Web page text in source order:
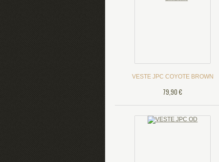
VESTE JPC COYOTE BROWN
79,90 €